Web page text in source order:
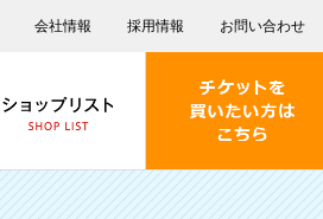
会社情報 採用情報 お問い合わせ